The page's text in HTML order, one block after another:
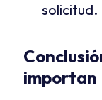
solicitud.
importan